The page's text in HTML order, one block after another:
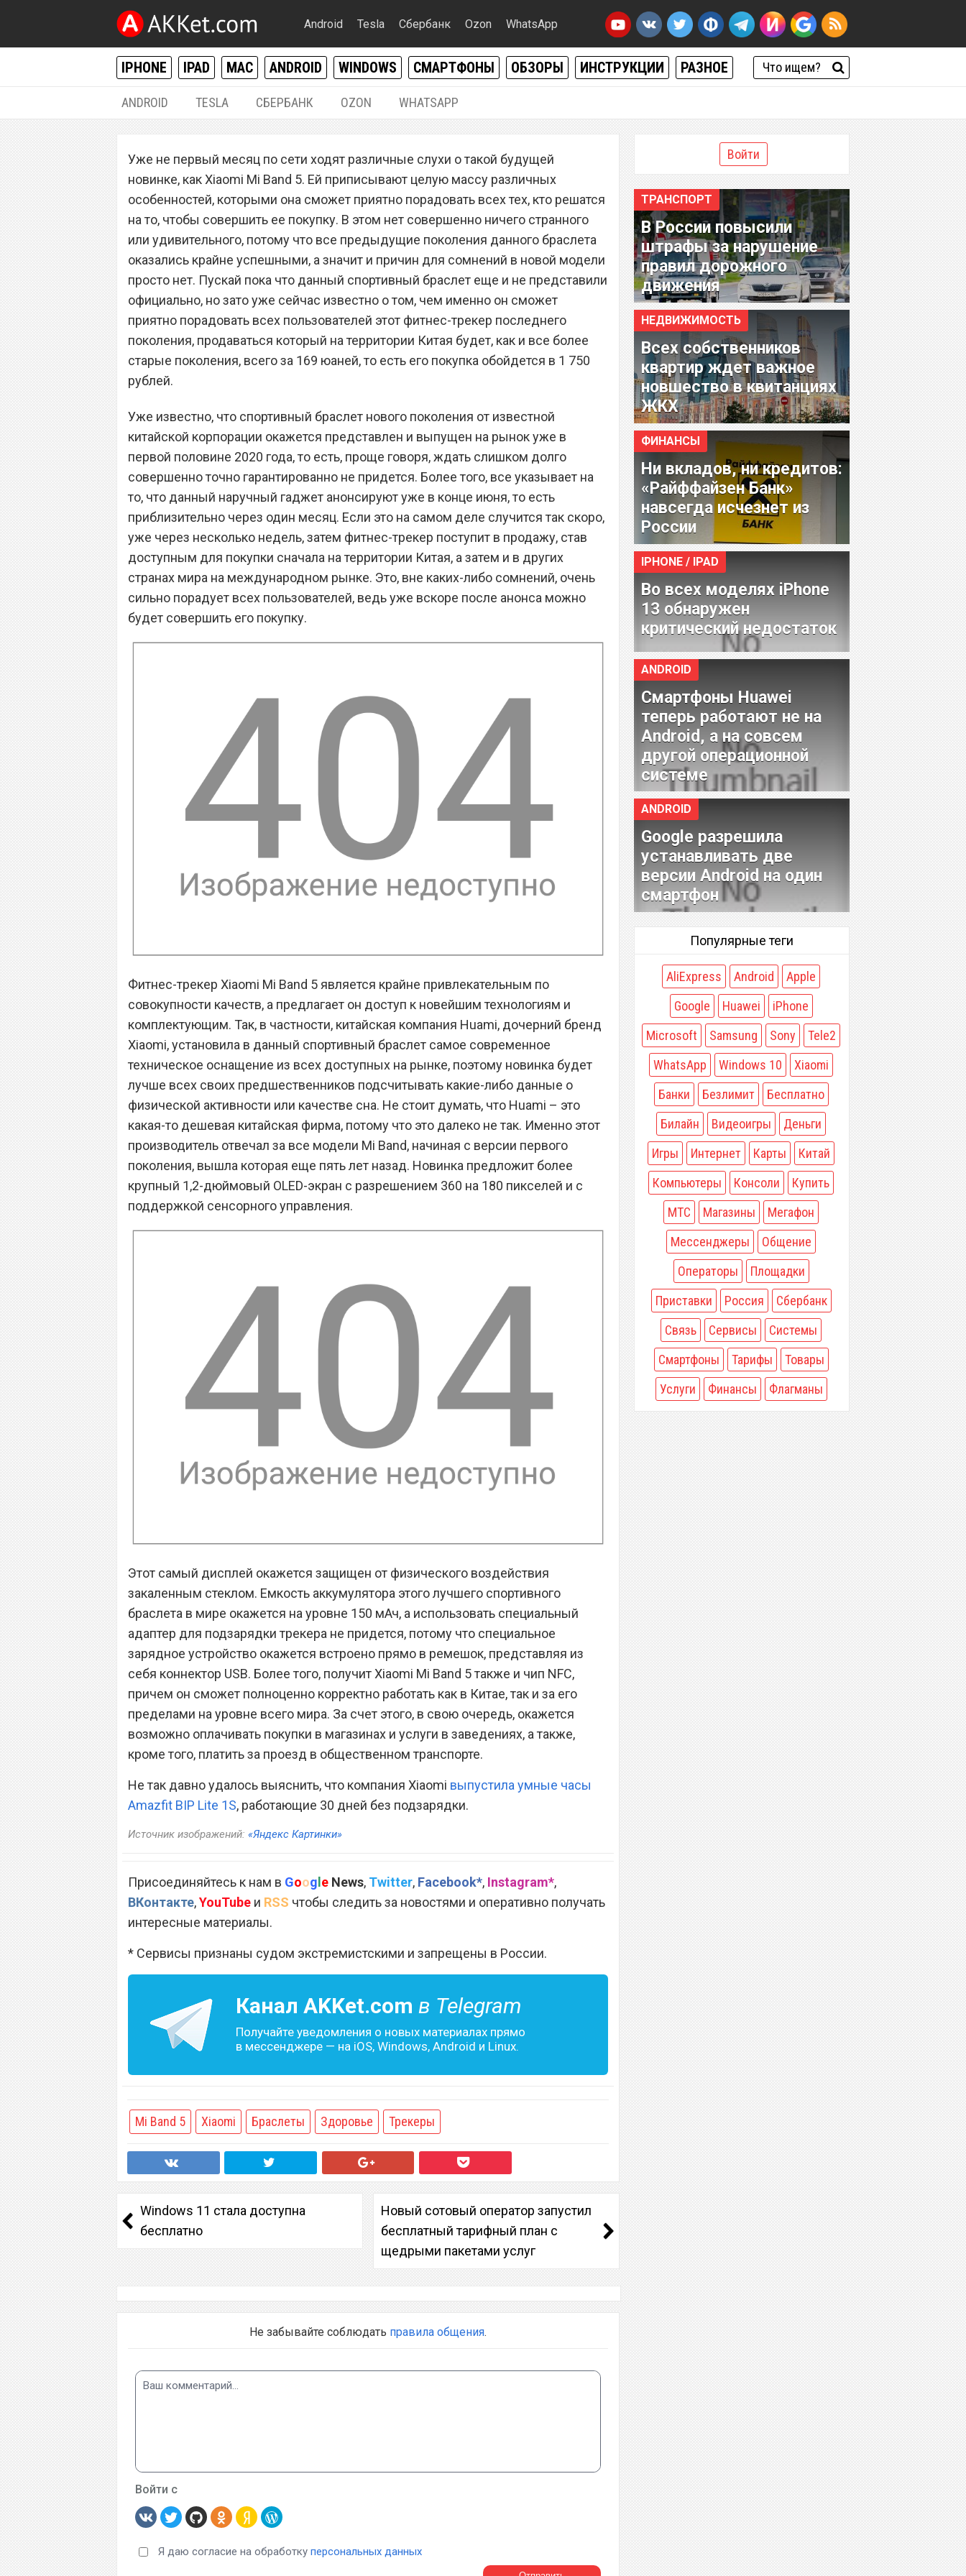
Android Tesla Сбербанк Ozon WhatsApp
IPHONE IPAD MAC ANDROID WINDOWS СМАРТФОНЫ ОБЗОРЫ ИНСТРУКЦИИ РАЗНОЕ
ANDROID TESLA СБЕРБАНК OZON WHATSAPP
Когда выйдет Xiaomi Mi Band 5 и чем
порадует лучший спортивный браслет в
мире
Уже не первый месяц по сети ходят различные слухи о такой будущей
новинке, как Xiaomi Mi Band 5. Ей приписывают целую массу различных
особенностей, которыми она сможет приятно порадовать всех тех, кто решатся
на то, чтобы совершить ее покупку. В этом нет совершенно ничего странного
или удивительного, потому что все предыдущие поколения данного браслета
оказались крайне успешными, а значит и причин для сомнений в новой модели
просто нет. Пускай пока что данный спортивный браслет еще и не представили
официально, но зато уже сейчас известно о том, чем именно он сможет
приятно порадовать всех пользователей этот фитнес-трекер последнего
поколения, продаваться который на территории Китая будет, как и все более
старые поколения, всего за 169 юаней, то есть его покупка обойдется в 1 750
рублей.
Уже известно, что спортивный браслет нового поколения от известной
китайской корпорации окажется представлен и выпущен на рынок уже в
первой половине 2020 года, то есть, проще говоря, ждать слишком долго
совершенно точно гарантированно не придется. Более того, все указывает на
то, что данный наручный гаджет анонсируют уже в конце июня, то есть
приблизительно через один месяц. Если это на самом деле случится так скоро,
уже через несколько недель, затем фитнес-трекер поступит в продажу, став
доступным для покупки сначала на территории Китая, а затем и в других
странах мира на международном рынке. Это, вне каких-либо сомнений, очень
сильно порадует всех пользователей, ведь уже вскоре после анонса можно
будет совершить его покупку.
Фитнес-трекер Xiaomi Mi Band 5 является крайне привлекательным по
совокупности качеств, а предлагает он доступ к новейшим технологиям и
комплектующим. Так, в частности, китайская компания Huami, дочерний бренд
Xiaomi, установила в данный спортивный браслет самое современное
техническое оснащение из всех доступных на рынке, поэтому новинка будет
лучше всех своих предшественников подсчитывать какие-либо данные о
физической активности или качестве сна. Не стоит думать, что Huami – это
какая-то дешевая китайская фирма, потому что это далеко не так. Именно этот
производитель отвечал за все модели Mi Band, начиная с версии первого
поколения, вышла которая еще пять лет назад. Новинка предложит более
крупный 1,2-дюймовый OLED-экран с разрешением 360 на 180 пикселей и с
поддержкой сенсорного управления.
Этот самый дисплей окажется защищен от физического воздействия
закаленным стеклом. Емкость аккумулятора этого лучшего спортивного
браслета в мире окажется на уровне 150 мАч, а использовать специальный
адаптер для подзарядки трекера не придется, потому что специальное
зарядное устройство окажется встроено прямо в ремешок, представляя из
себя коннектор USB. Более того, получит Xiaomi Mi Band 5 также и чип NFC,
причем он сможет полноценно корректно работать как в Китае, так и за его
пределами на уровне всего мира. За счет этого, в свою очередь, окажется
возможно оплачивать покупки в магазинах и услуги в заведениях, а также,
кроме того, платить за проезд в общественном транспорте.
Не так давно удалось выяснить, что компания Xiaomi выпустила умные часы
Amazfit BIP Lite 1S, работающие 30 дней без подзарядки.
Источник изображений: «Яндекс Картинки»
Присоединяйтесь к нам в Google News, Twitter, Facebook*, Instagram*,
ВКонтакте,YouTube и RSS чтобы следить за новостями и оперативно получать
интересные материалы.
* Сервисы признаны судом экстремистскими и запрещены в России.
Канал AKKet.com в Telegram
Получайте уведомления о новых материалах прямо
в мессенджере — на iOS, Windows, Android и Linux.
Mi Band 5 Xiaomi Браслеты Здоровье Трекеры
Windows 11 стала доступна
бесплатно
Новый сотовый оператор запустил
бесплатный тарифный план с
щедрыми пакетами услуг
Не забывайте соблюдать правила общения.
Войти с
Я даю согласие на обработку персональных данных
Войти
ТРАНСПОРТ
В России повысили
штрафы за нарушение
правил дорожного
движения
НЕДВИЖИМОСТЬ
Всех собственников
квартир ждет важное
новшество в квитанциях
ЖКХ
ФИНАНСЫ
Ни вкладов, ни кредитов:
«Райффайзен Банк»
навсегда исчезнет из
России
IPHONE / IPAD
Во всех моделях iPhone
13 обнаружен
критический недостаток
ANDROID
Смартфоны Huawei
теперь работают не на
Android, а на совсем
другой операционной
системе
ANDROID
Google разрешила
устанавливать две
версии Android на один
смартфон
Популярные теги
AliExpress Android
Apple
Google
Huawei
iPhone
Microsoft
Samsung Sony
Tele2
WhatsApp
Windows 10
Xiaomi
Банки
Безлимит
Бесплатно
Билайн
Видеоигры
Деньги
Игры
Интернет Карты
Китай
Компьютеры
Консоли
Купить
МТС
Магазины
Мегафон
Мессенджеры
Общение
Операторы
Площадки
Приставки
Россия
Сбербанк
Связь
Сервисы
Системы
Смартфоны
Тарифы
Товары
Услуги
Финансы Флагманы